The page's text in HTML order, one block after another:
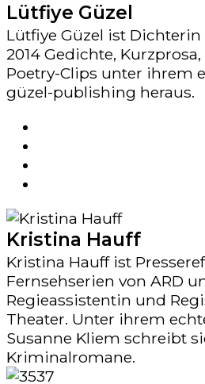
Lütfiye Güzel
Lütfiye Güzel ist
2014 Gedichte,
Poetry-Clips unter ihrem
güzel-publishing heraus.
Kristina Hauff
Kristina Hauff ist
Fernsehserien von ARD
Regieassistentin und
Theater. Unter ihrem
Susanne Kliem schreibt
Kriminalromane.